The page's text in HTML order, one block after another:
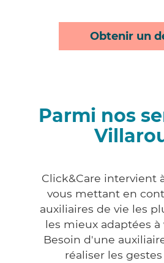
Obtenir un
Parmi nos
Click&Care intervient
vous mettant en
auxiliaires de vie les
les mieux adaptées à
Besoin d'une
réaliser les